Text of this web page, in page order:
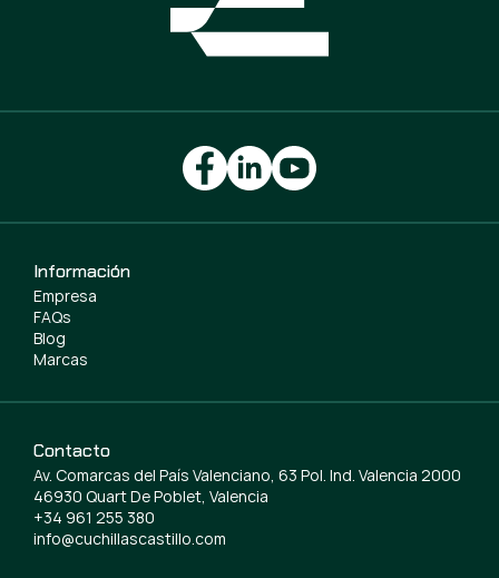
Información
Empresa
FAQs
Blog
Marcas
Contacto
Av. Comarcas del País Valenciano, 63 Pol. Ind. Valencia 2000
46930 Quart De Poblet, Valencia
+34 961 255 380
info@cuchillascastillo.com